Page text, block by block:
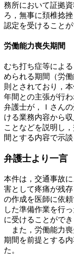
務所において証拠
ろ，無事に頚椎捻
認定を受けることが
労働能力喪失期間
むち打ち症等によ
められる期間（労
則とされており，
年間との主張が行
弁護士が，Ｉさん
ける業務内容から
ことなどを説明し
間とする内容で示
弁護士より一言
本件は，交通事故
害として疼痛が残
の作成を医師に依
した準備作業を行
に受けることができ
また，労働能力喪
期間を前提とする
た。